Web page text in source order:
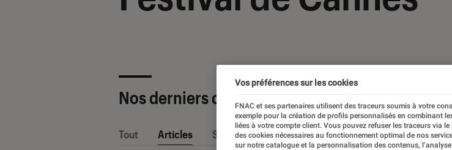
Nos derniers contenus
Tout Articles Sélections et guides
Vos préférences sur les cookies
FNAC et ses partenaires utilisent des traceurs soumis à votre
exemple pour la création de profils personnalisés en combinant
liées à votre compte client. Vous pouvez refuser les traceurs via
des cookies nécessaires au fonctionnement optimal de nos
sur notre catalogue et la personnalisation des contenus,